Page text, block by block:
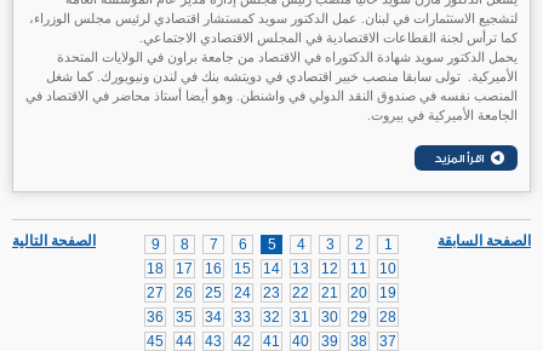
لتشجيع الاستثمارات في لبنان. عمل الدكتور سويد كمستشار اقتصادي لرئيس مجلس الوزراء،
كما ترأس لجنة القطاعات الاقتصادية في المجلس الاقتصادي الاجتماعي.
يحمل الدكتور سويد شهادة الدكتوراه في الاقتصاد من جامعة براون في الولايات المتحدة
الأميركية. تولى سابقا منصب خبير اقتصادي في دويتشه بنك في لندن ونيويورك. كما شغل
المنصب نفسه في صندوق النقد الدولي في واشنطن. وهو أيضا أستاذ محاضر في الاقتصاد في
الجامعة الأميركية في بيروت.
الصفحة التالية 1
2
3
4
5
6
7
8
9
10
11
12
13
14
15
16
17
18
19
20
21
22
23
24
25
26
27
28
29
30
31
32
33
34
35
36
37
38
39
40
41
42
43
44
45
الصفحة السابقة